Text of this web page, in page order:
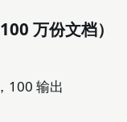
万份文档）
100 输出